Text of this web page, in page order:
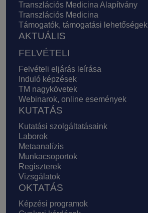
Transzlációs Medicina Alapítvány
Transzlációs Medicina
Támogatók, támogatási lehetőségek
AKTUÁLIS
FELVÉTELI
Felvételi eljárás leírása
Induló képzések
TM nagykövetek
Webinarok, online események
KUTATÁS
Kutatási szolgáltatásaink
Laborok
Metaanalízis
Munkacsoportok
Regiszterek
Vizsgálatok
OKTATÁS
Képzési programok